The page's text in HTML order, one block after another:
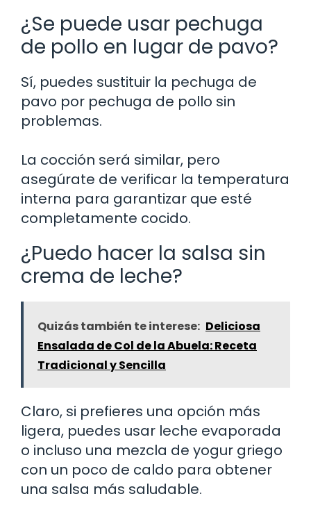
¿Se puede usar pechuga
de pollo en lugar de pavo?
Sí, puedes sustituir la pechuga de
pavo por pechuga de pollo sin
problemas.
La cocción será similar, pero
asegúrate de verificar la temperatura
interna para garantizar que esté
completamente cocido.
¿Puedo hacer la salsa sin
crema de leche?
Quizás también te interese: Deliciosa
Ensalada de Col de la Abuela: Receta
Tradicional y Sencilla
Claro, si prefieres una opción más
ligera, puedes usar leche evaporada
o incluso una mezcla de yogur griego
con un poco de caldo para obtener
una salsa más saludable.